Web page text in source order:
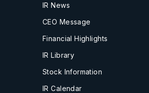
IR News
CEO Message
Financial Highlights
IR Library
Stock Information
IR Calendar